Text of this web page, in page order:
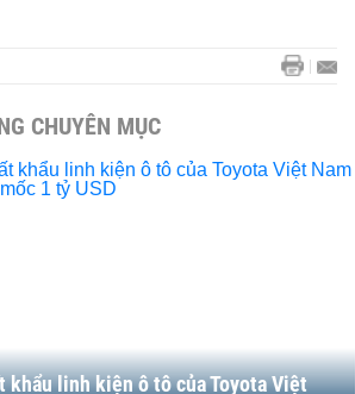
CHUYÊN MỤC
khẩu linh kiện ô tô của Toyota Việt